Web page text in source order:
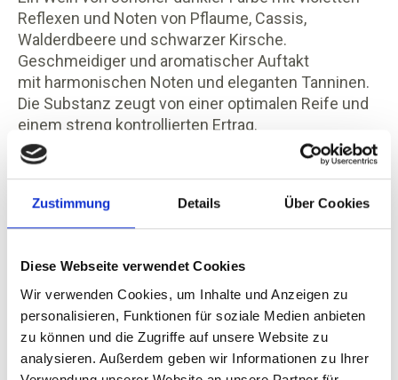
Zustimmung Details Über Cookies
Diese Webseite verwendet Cookies
Wir verwenden Cookies, um Inhalte und Anzeigen zu
personalisieren, Funktionen für soziale Medien anbieten
zu können und die Zugriffe auf unsere Website zu
analysieren. Außerdem geben wir Informationen zu Ihrer
Reflexen und Noten von Pflaume, Cassis,
Walderdbeere und schwarzer Kirsche.
Geschmeidiger und aromatischer Auftakt
mit harmonischen Noten und eleganten Tanninen.
Die Substanz zeugt von einer optimalen Reife und
einem streng kontrollierten Ertrag.
Durchschnittliche Nährwerte pro 100 ml
Bewertungen